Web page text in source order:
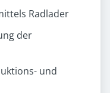
Radlader
der
und